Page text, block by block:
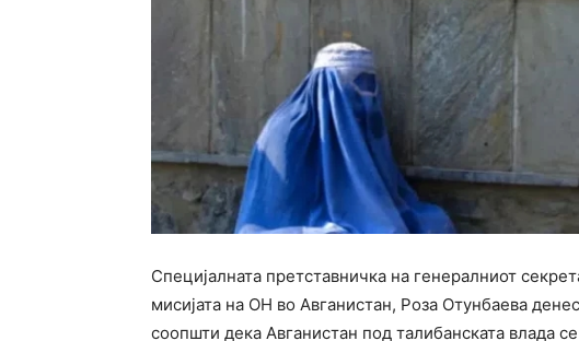
Специјалната претставничка на генералниот
мисијата на ОН во Авганистан, Роза Отунбаева
соопшти дека Авганистан под талибанската влада